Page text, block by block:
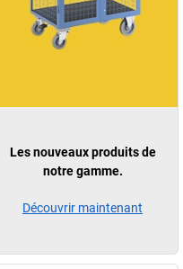
Les nouveaux produits de
notre gamme.
Découvrir maintenant